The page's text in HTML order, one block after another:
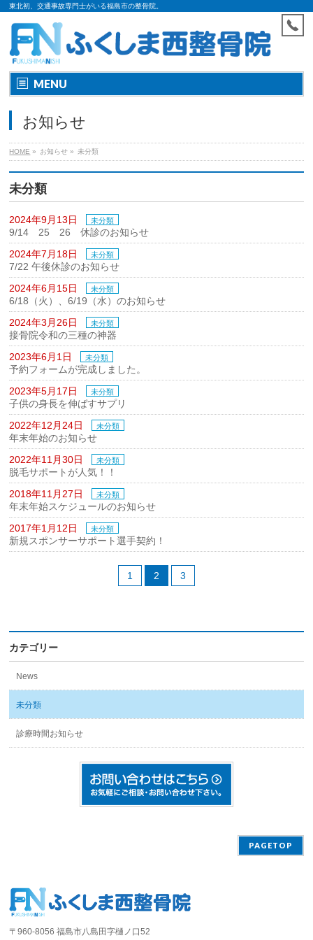
東北初、交通事故専門士がいる福島市の整骨院。
MENU
お知らせ
HOME » お知らせ » 未分類
未分類
2024年9月13日 未分類
9/14 25 26 休診のお知らせ
2024年7月18日
未分類
7/22 午後休診のお知らせ
2024年6月15日
未分類
6/18（火）、6/19（水）のお知らせ
2024年3月26日
未分類
接骨院令和の三種の神器
2023年6月1日
未分類
予約フォームが完成しました。
2023年5月17日
未分類
子供の身長を伸ばすサプリ
2022年12月24日
未分類
年末年始のお知らせ
2022年11月30日
未分類
脱毛サポートが人気！！
2018年11月27日
未分類
年末年始スケジュールのお知らせ
2017年1月12日
未分類
新規スポンサーサポート選手契約！
1 2 3
カテゴリー
News
未分類
診療時間お知らせ
PAGETOP
〒960-8056 福島市八島田字樋ノ口52